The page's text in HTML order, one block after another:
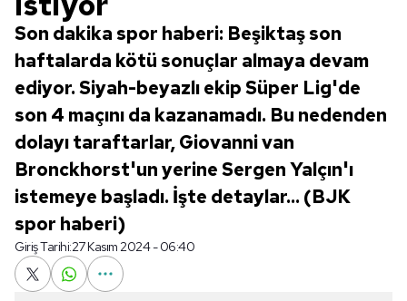
Son dakika spor haberi: Beşiktaş son
haftalarda kötü sonuçlar almaya devam
ediyor. Siyah-beyazlı ekip Süper Lig'de
son 4 maçını da kazanamadı. Bu nedenden
dolayı taraftarlar, Giovanni van
Bronckhorst'un yerine Sergen Yalçın'ı
istemeye başladı. İşte detaylar... (BJK
spor haberi)
Giriş Tarihi:27 Kasım 2024 - 06:40